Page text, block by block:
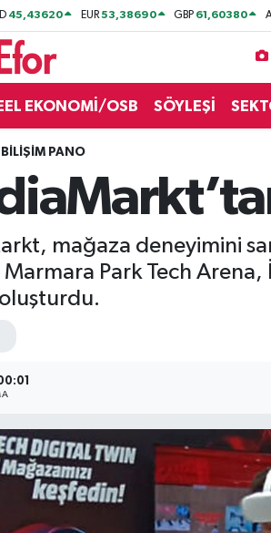
45,43620 EUR53,38690 GBP 61,60380
EKONOMİ/OSB SÖYLEŞİ
BİLİŞİM PANO
mağaza deneyimini
Marmara Park Tech